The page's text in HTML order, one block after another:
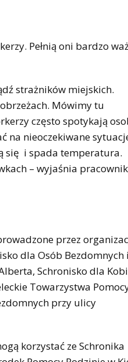
Pełnią oni bardzo
strażników miejskich.
Mówimy tu
często spotykają
na nieoczekiwane
się i spada temperatura.
– wyjaśnia pracownik
przez
dla Osób Bezdomnych
Schronisko dla
Towarzystwa
przy ulicy
korzystać ze Schronika